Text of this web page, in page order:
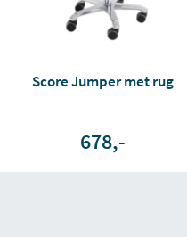
Score Jumper met rug
678,-